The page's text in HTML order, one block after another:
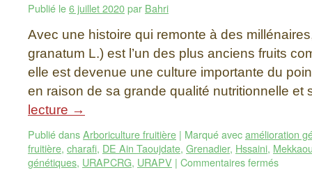
Publié le6 juillet 2020par Bahri
Avec une histoire qui remonte à des
granatum L.) est l’un des plus anciens fruits
elle est devenue une culture importante du
en raison de sa grande qualité nutritionnelle
lecture →
Publié dansArboriculture fruitière | Marqué avecamélioration
fruitière, charafi, DE Ain Taoujdate, Grenadier, Hssaini,
génétiques, URAPCRG, URAPV | Commentaires fermés